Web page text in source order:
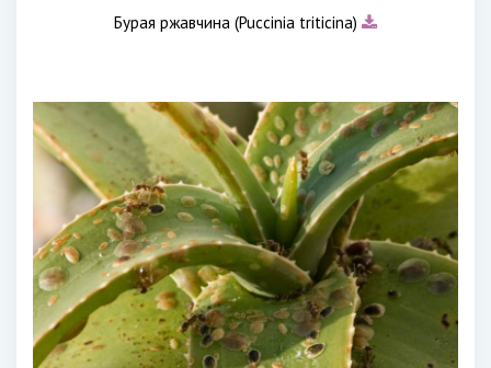
Бурая ржавчина (Puccinia triticina)